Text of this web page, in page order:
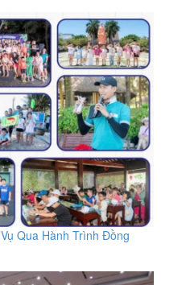
Qua Hành Trình Đồng